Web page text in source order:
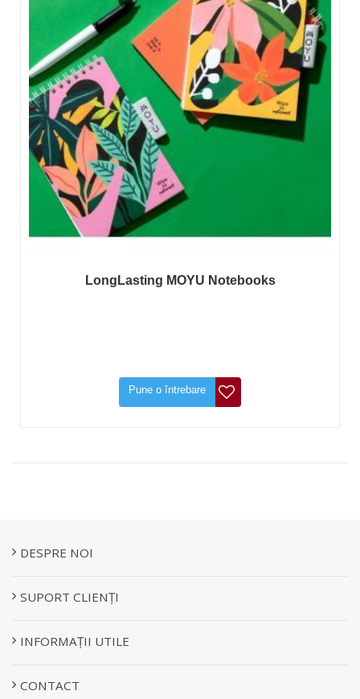
LongLasting MOYU Notebooks
Pune o întrebare
DESPRE NOI
SUPORT CLIENȚI
INFORMAȚII UTILE
CONTACT